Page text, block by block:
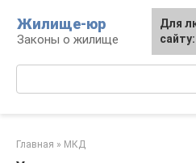
контенту
Жилище-юр
Законы о жилище
Главная » МКД
Для